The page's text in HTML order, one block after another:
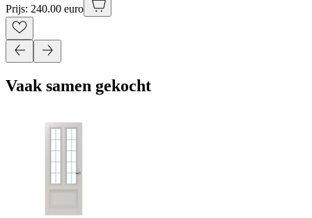
Prijs: 240.00 euro
Vaak samen gekocht